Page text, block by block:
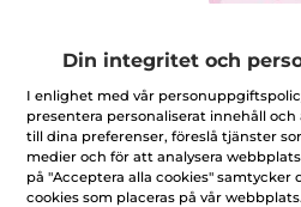
100%vegetabiliska
ingredienser
Din integritet och
I enlighet med vår
presentera personaliserat innehåll
till dina preferenser, föreslå tjänster
medier och för att analysera
på "Acceptera alla cookies" samtycker
cookies som placeras på vår